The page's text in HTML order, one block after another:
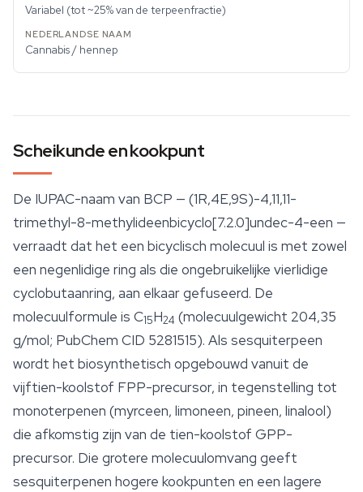
Variabel (tot ~25% van de terpeenfractie)
Cannabis / hennep
Scheikunde en kookpunt
De IUPAC-naam van BCP — (1R,4E,9S)-4,11,11-
trimethyl-8-methylideenbicyclo[7.2.0]undec-4-een —
verraadt dat het een bicyclisch molecuul is met zowel
een negenlidige ring als die ongebruikelijke vierlidige
cyclobutaanring, aan elkaar gefuseerd. De
molecuulformule is C15H24 (molecuulgewicht 204,35
g/mol; PubChem CID 5281515). Als sesquiterpeen
wordt het biosynthetisch opgebouwd vanuit de
vijftien-koolstof FPP-precursor, in tegenstelling tot
monoterpenen (myrceen, limoneen, pineen, linalool)
die afkomstig zijn van de tien-koolstof GPP-
precursor. Die grotere molecuulomvang geeft
sesquiterpenen hogere kookpunten en een lagere